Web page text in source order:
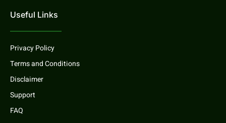
Useful Links
Privacy Policy
Terms and Conditions
Disclaimer
Support
FAQ